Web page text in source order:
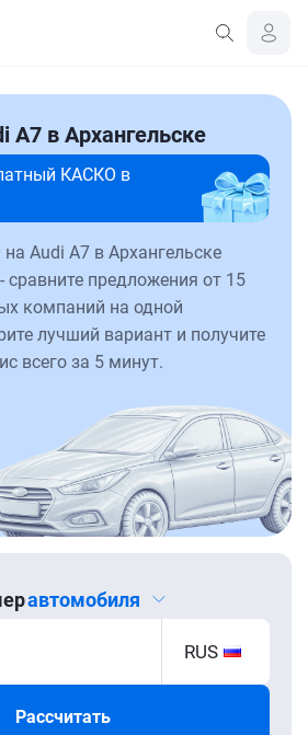
A7 в Архангельске
КАСКО в
Audi A7 в Архангельске
сравните предложения от 15
компаний на одной
лучший вариант и получите
всего за 5 минут.
автомобиля
RUS
Рассчитать